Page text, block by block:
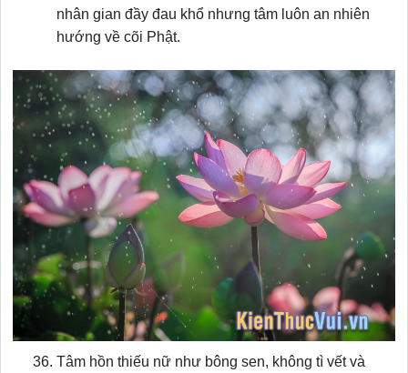
nhân gian đầy đau khổ nhưng tâm luôn an nhiên
hướng về cõi Phật.
Tâm hồn thiếu nữ như bông sen, không tì vết và